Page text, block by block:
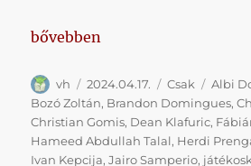
„Mi van veletek Honvédként
bővebben
Szerző
vh Közzétéve
2024.04.17. Kategória
Csak Címke
Albi
Bozó Zoltán, Brandon Domingues,
Christian Gomis, Dean Klafuric,
Hameed Abdullah Talal, Herdi
Ivan Kepcija,Jairo Samperio,